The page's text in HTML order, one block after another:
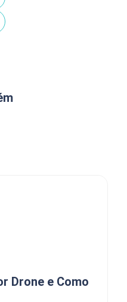
Drone e Como